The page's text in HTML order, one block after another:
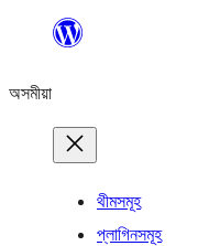
বিষয়বস্তুলৈ
অসমীয়া
থীমসমূহ
প্লাগিনসমূহ